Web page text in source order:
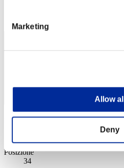
Marketing
Allow all
Deny
seiryu0521
Posizione
34